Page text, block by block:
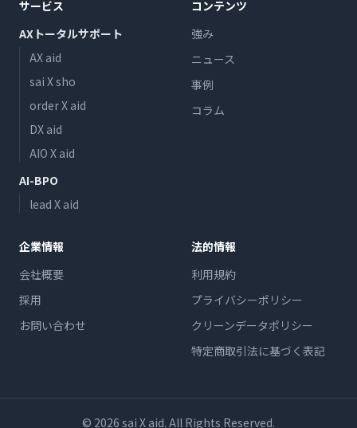
サービス
AXトータルサポート
AX aid
sai X sho
order X aid
DX aid
AIO X aid
AI-BPO
lead X aid
コンテンツ
強み
ニュース
事例
コラム
企業情報
会社概要
採用
お問い合わせ
法的情報
利用規約
プライバシーポリシー
クリーンデータポリシー
特定商取引法に基づく表記
© 2026 sai X aid. All Rights Reserved.